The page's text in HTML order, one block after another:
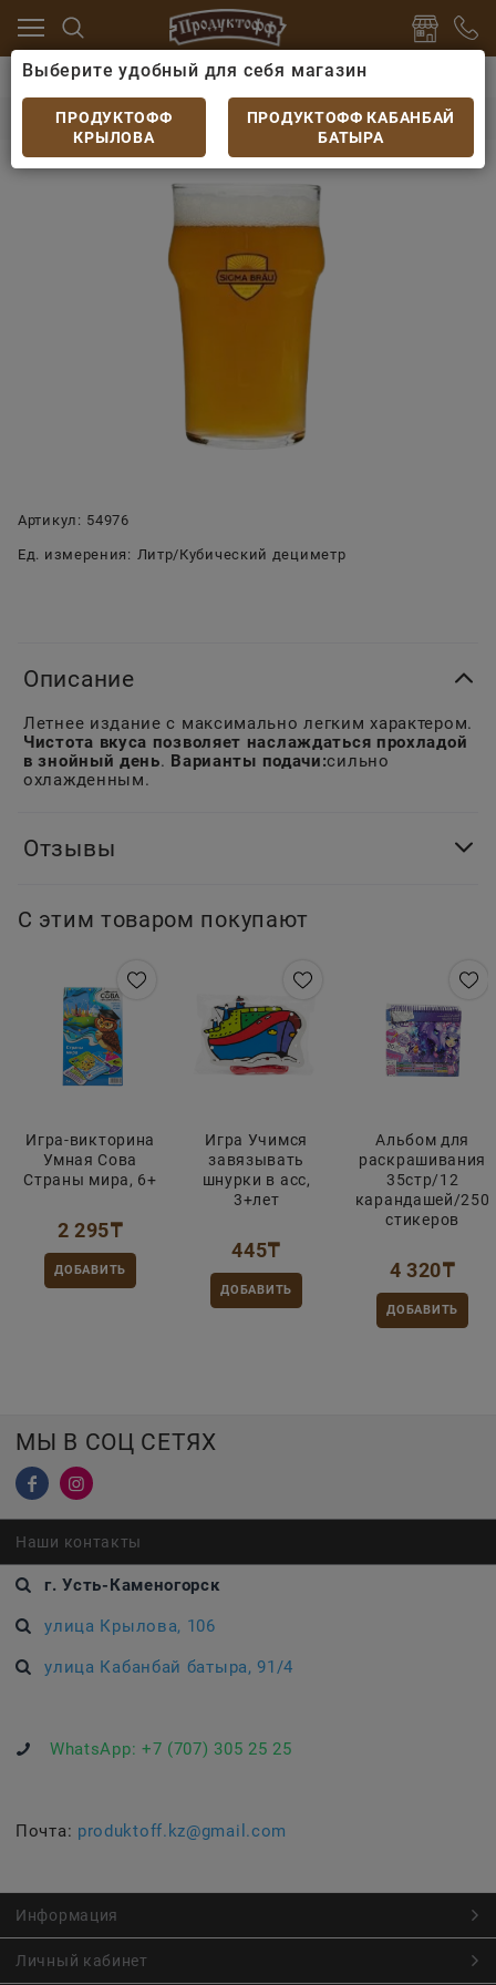
Пиво розливное импорт
Пиво SIGMA SUMMER
Пиво SIGMA SUMMER LAGER светл фильтр 4%
Артикул: 54976
Ед. измерения: Литр/Кубический дециметр
Описание
Летнее издание с максимально легким характером.
Чистота вкуса позволяет наслаждаться прохладой
в знойный день. Варианты подачи:сильно
охлажденным.
Отзывы
С этим товаром покупают
Игра-викторина
Умная Сова
Страны мира, 6+
2 295₸
ДОБАВИТЬ
Игра Учимся
завязывать
шнурки в асс,
3+лет
445₸
ДОБАВИТЬ
Альбом для
раскрашивания
35стр/12
карандашей/250
стикеров
4 320₸
ДОБАВИТЬ
МЫ В СОЦ СЕТЯХ
Наши контакты
г. Усть-Каменогорск
улица Крылова, 106
улица Кабанбай батыра, 91/4
WhatsApp: +7 (707) 305 25 25
Почта: produktoff.kz@gmail.com
Информация
Личный кабинет
Выберите удобный для себя магазин
ПРОДУКТОФФ
КРЫЛОВА
ПРОДУКТОФФ КАБАНБАЙ
БАТЫРА